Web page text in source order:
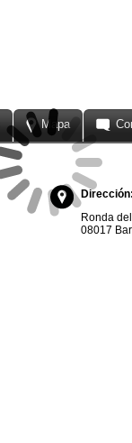
Mapa
Ronda
08017